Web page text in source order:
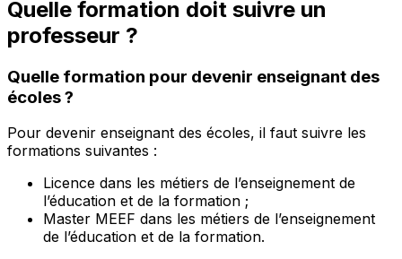
Quelle formation doit suivre un
professeur ?
Quelle formation pour devenir enseignant des
écoles ?
Pour devenir enseignant des écoles, il faut suivre les
formations suivantes :
Licence dans les métiers de l’enseignement de
l’éducation et de la formation ;
Master MEEF dans les métiers de l’enseignement
de l’éducation et de la formation.